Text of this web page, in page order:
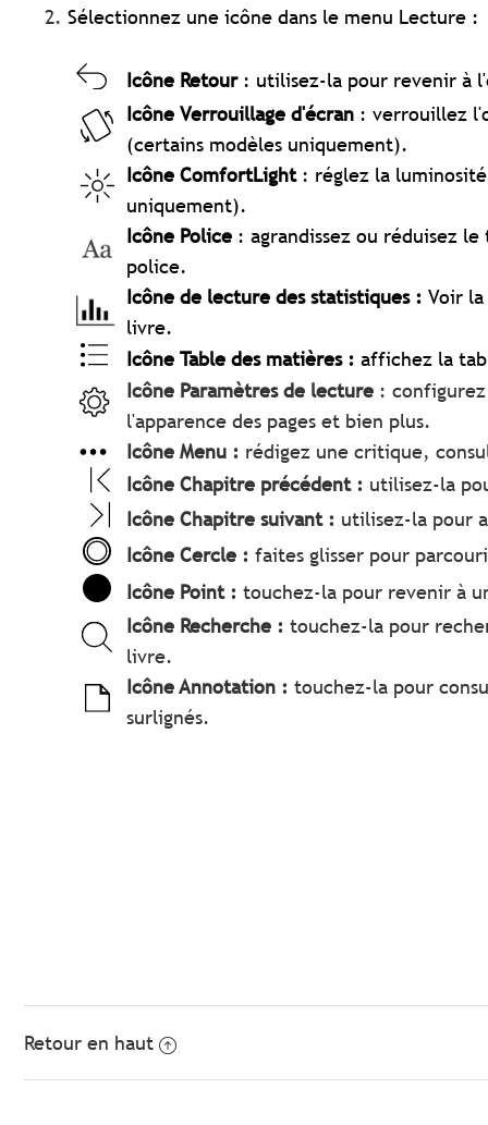
Sélectionnez une icône dans le menu Lecture :
Icône Retour: utilisez-la pour revenir à
Icône Verrouillage d'écran : verrouillez
(certains modèles uniquement).
Icône ComfortLight: réglez la
uniquement).
Icône Police : agrandissez ou réduisez
police.
Icône de lecture des statistiques :Voir
livre.
Icône Table des matières : affichez la
Icône Paramètres de lecture :
l'apparence des pages et bien plus.
Icône Menu : rédigez une critique,
Icône Chapitre précédent : utilisez-la
Icône Chapitre suivant : utilisez-la pour
Icône Cercle : faites glisser pour
Icône Point : touchez-la pour revenir à
Icône Recherche : touchez-la pour
livre.
Icône Annotation : touchez-la pour
surlignés.
Retour en haut